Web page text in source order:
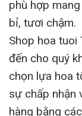
phù hợp
bỉ, tươi chậm.
Shop hoa tuoi
đến cho quý
chọn lựa hoa
sự chấp nhận
hàng bằng